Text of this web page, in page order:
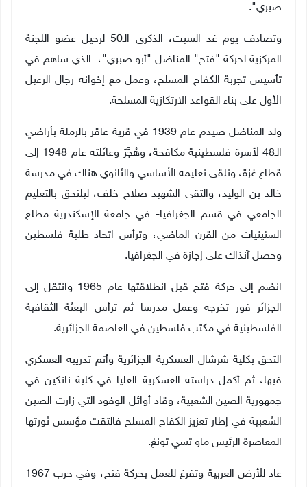
صبري".
وتصادف يوم غد السبت، الذكرى الـ50 لرحيل عضو اللجنة
المركزية لحركة "فتح" المناضل "أبو صبري"، الذي ساهم في
تأسيس تجربة الكفاح المسلح، وعمل مع إخوانه رجال الرعيل
الأول على بناء القواعد الارتكازية المسلحة.
ولد المناضل صيدم عام 1939 في قرية عاقر بالرملة بأراضي
الـ48 لأسرة فلسطينية مكافحة، وهُجِّرَ وعائلته عام 1948 إلى
قطاع غزة، وتلقى تعليمه الأساسي والثانوي هناك في مدرسة
خالد بن الوليد، والتقى الشهيد صلاح خلف، ليلتحق بالتعليم
الجامعي في قسم الجغرافيا- في جامعة الإسكندرية مطلع
الستينيات من القرن الماضي، وترأس اتحاد طلبة فلسطين
وحصل آنذاك على إجازة في الجغرافيا.
انضم إلى حركة فتح قبل انطلاقتها عام 1965 وانتقل إلى
الجزائر فور تخرجه وعمل مدرسا ثم ترأس البعثة الثقافية
الفلسطينية في مكتب فلسطين في العاصمة الجزائرية.
التحق بكلية شرشال العسكرية الجزائرية وأتم تدريبه العسكري
فيها، ثم أكمل دراسته العسكرية العليا في كلية نانكين في
جمهورية الصين الشعبية، وقاد أوائل الوفود التي زارت الصين
الشعبية في إطار تعزيز الكفاح المسلح فالتقت مؤسس ثورتها
المعاصرة الرئيس ماو تسي تونغ.
عاد للأرض العربية وتفرغ للعمل بحركة فتح، وفي حرب 1967